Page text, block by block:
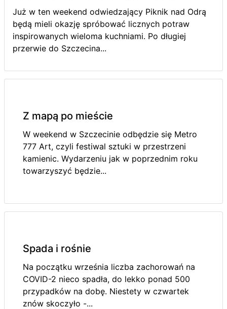
Już w ten weekend odwiedzający Piknik nad Odrą
będą mieli okazję spróbować licznych potraw
inspirowanych wieloma kuchniami. Po długiej
przerwie do Szczecina...
Z mapą po mieście
W weekend w Szczecinie odbędzie się Metro
777 Art, czyli festiwal sztuki w przestrzeni
kamienic. Wydarzeniu jak w poprzednim roku
towarzyszyć będzie...
Spada i rośnie
Na początku września liczba zachorowań na
COVID-2 nieco spadła, do lekko ponad 500
przypadków na dobę. Niestety w czwartek
znów skoczyło -...